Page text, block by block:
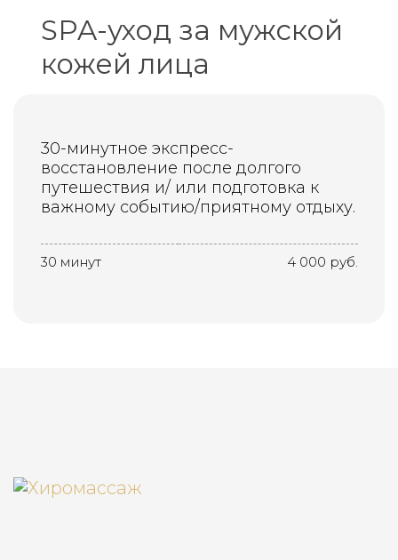
SPA-уход за мужской
кожей лица
30-минутное экспресс-
восстановление после долгого
путешествия и/ или подготовка к
важному событию/приятному отдыху.
30 минут 4 000 руб.